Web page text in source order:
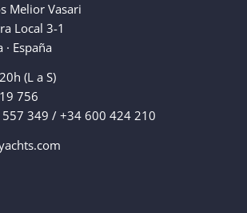
Melior Vasari
Local 3-1
España
(L a S)
756
349 / +34 600 424 210